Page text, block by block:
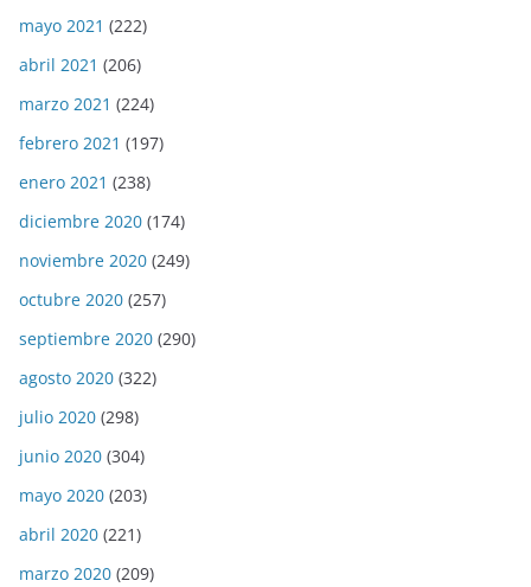
mayo 2021 (222)
abril 2021 (206)
marzo 2021 (224)
febrero 2021 (197)
enero 2021 (238)
diciembre 2020 (174)
noviembre 2020 (249)
octubre 2020 (257)
septiembre 2020 (290)
agosto 2020 (322)
julio 2020 (298)
junio 2020 (304)
mayo 2020 (203)
abril 2020 (221)
marzo 2020 (209)